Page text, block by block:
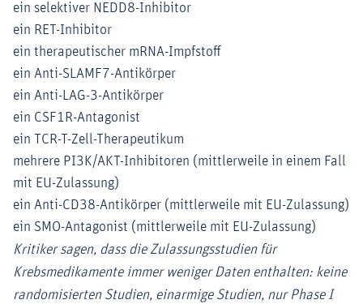
ein selektiver NEDD8-Inhibitor
ein RET-Inhibitor
ein therapeutischer mRNA-Impfstoff
ein Anti-SLAMF7-Antikörper
ein Anti-LAG-3-Antikörper
ein CSF1R-Antagonist
ein TCR-T-Zell-Therapeutikum
mehrere PI3K/AKT-Inhibitoren (mittlerweile in einem Fall
mit EU-Zulassung)
ein Anti-CD38-Antikörper (mittlerweile mit EU-Zulassung)
ein SMO-Antagonist (mittlerweile mit EU-Zulassung)
Kritiker sagen, dass die Zulassungsstudien für
Krebsmedikamente immer weniger Daten enthalten: keine
randomisierten Studien, einarmige Studien, nur Phase I